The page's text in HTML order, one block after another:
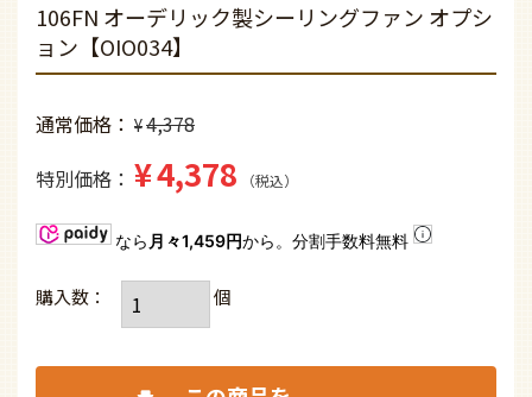
106FN オーデリック製シーリングファン オプシ
ョン【OIO034】
通常価格 ¥4,378
特別価格
¥4,378 税込
なら 月々1,459円から。分割手数料無料